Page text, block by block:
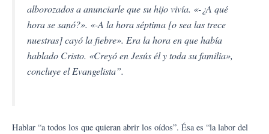
alborozados a anunciarle que su hijo vivía. «-¿A qué
hora se sanó?». «-A la hora séptima [o sea las trece
nuestras] cayó la fiebre». Era la hora en que había
hablado Cristo. «Creyó en Jesús él y toda su familia»,
concluye el Evangelista”.
Hablar “a todos los que quieran abrir los oídos”. Ésa es “la labor del